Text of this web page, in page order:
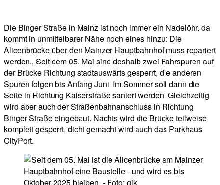
Die Binger Straße in Mainz ist noch immer ein Nadelöhr, da
kommt in unmittelbarer Nähe noch eines hinzu: Die
Alicenbrücke über den Mainzer Hauptbahnhof muss repariert
werden., Seit dem 05. Mai sind deshalb zwei Fahrspuren auf
der Brücke Richtung stadtauswärts gesperrt, die anderen
Spuren folgen bis Anfang Juni. Im Sommer soll dann die
Seite in Richtung Kaiserstraße saniert werden. Gleichzeitig
wird aber auch der Straßenbahnanschluss in Richtung
Binger Straße eingebaut. Nachts wird die Brücke teilweise
komplett gesperrt, dicht gemacht wird auch das Parkhaus
CityPort.